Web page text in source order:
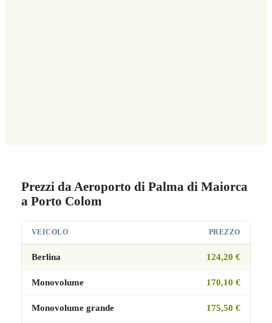
Prezzi da Aeroporto di Palma di Maiorca
a Porto Colom
VEICOLO PREZZO
Berlina 124,20 €
Monovolume 170,10 €
Monovolume grande 175,50 €